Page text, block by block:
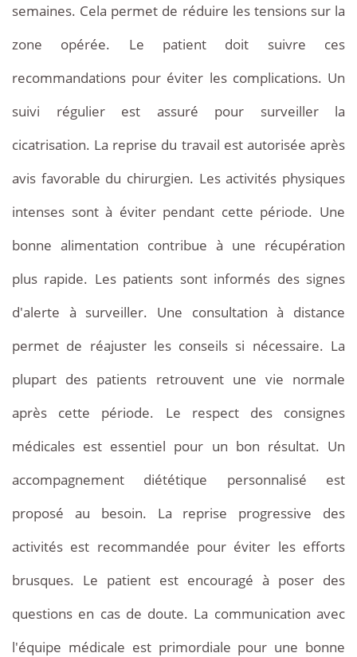
semaines. Cela permet de réduire les tensions sur la
zone opérée. Le patient doit suivre ces
recommandations pour éviter les complications. Un
suivi régulier est assuré pour surveiller la
cicatrisation. La reprise du travail est autorisée après
avis favorable du chirurgien. Les activités physiques
intenses sont à éviter pendant cette période. Une
bonne alimentation contribue à une récupération
plus rapide. Les patients sont informés des signes
d'alerte à surveiller. Une consultation à distance
permet de réajuster les conseils si nécessaire. La
plupart des patients retrouvent une vie normale
après cette période. Le respect des consignes
médicales est essentiel pour un bon résultat. Un
accompagnement diététique personnalisé est
proposé au besoin. La reprise progressive des
activités est recommandée pour éviter les efforts
brusques. Le patient est encouragé à poser des
questions en cas de doute. La communication avec
l'équipe médicale est primordiale pour une bonne